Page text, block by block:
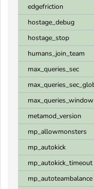
edgefriction
hostage_debug
hostage_stop
humans_join_team
max_queries_sec
max_queries_window
metamod_version
mp_allowmonsters
mp_autokick
mp_autokick_timeout
mp_autoteambalance